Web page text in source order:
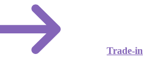
Trade-in